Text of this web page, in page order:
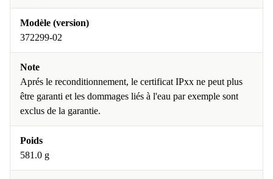
Modèle (version)
372299-02
Note
Aprés le reconditionnement, le certificat IPxx ne peut plus
être garanti et les dommages liés à l'eau par exemple sont
exclus de la garantie.
Poids
581.0 g